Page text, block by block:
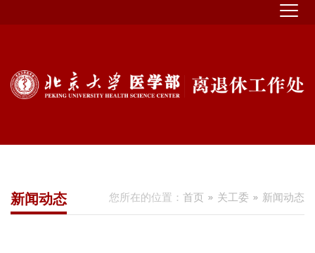
您所在的位置： 首页 关工委 新闻动态
新闻动态